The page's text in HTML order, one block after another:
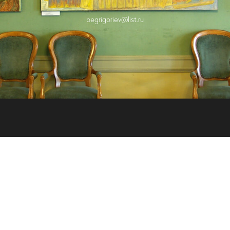
pegrigoriev@list.ru